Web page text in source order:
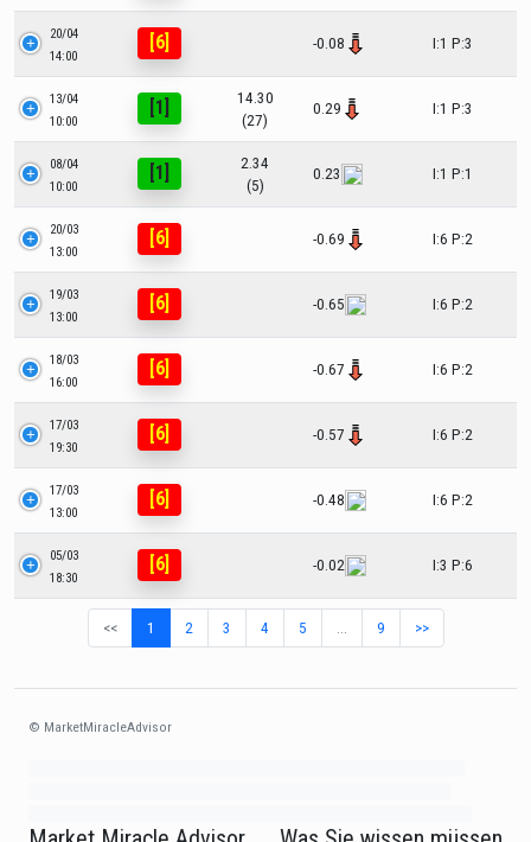
20/04
14:00
[6] -0.08 I:1 P:3
13/04
10:00
[1]
14.30
(27)
0.29 I:1 P:3
08/04
10:00
[1]
2.34
(5)
0.23 I:1 P:1
20/03
13:00
[6] -0.69 I:6 P:2
19/03
13:00
[6] -0.65 I:6 P:2
18/03
16:00
[6] -0.67 I:6 P:2
17/03
19:30
[6] -0.57 I:6 P:2
17/03
13:00
[6] -0.48 I:6 P:2
05/03
18:30
[6] -0.02 I:3 P:6
<< 1 2 3 4 5 9 >>
© MarketMiracleAdvisor